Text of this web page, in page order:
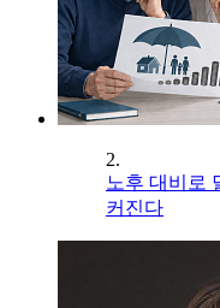
2.
노후 대비로
커진다